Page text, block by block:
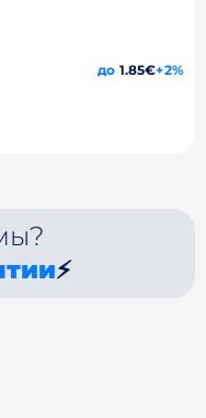
до 1.85€+2%
⚡